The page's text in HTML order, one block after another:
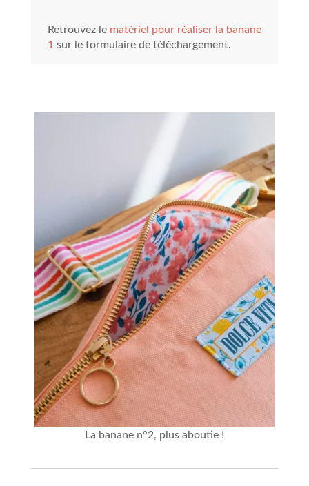
Retrouvez le matériel pour réaliser la banane
1 sur le formulaire de téléchargement.
La banane n°2, plus aboutie !